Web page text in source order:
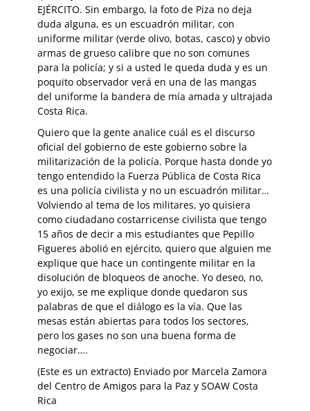
EJÉRCITO. Sin embargo, la foto de Piza no deja
duda alguna, es un escuadrón militar, con
uniforme militar (verde olivo, botas, casco) y obvio
armas de grueso calibre que no son comunes
para la policía; y si a usted le queda duda y es un
poquito observador verá en una de las mangas
del uniforme la bandera de mía amada y ultrajada
Costa Rica.
Quiero que la gente analice cuál es el discurso
oficial del gobierno de este gobierno sobre la
militarización de la policía. Porque hasta donde yo
tengo entendido la Fuerza Pública de Costa Rica
es una policía civilista y no un escuadrón militar…
Volviendo al tema de los militares, yo quisiera
como ciudadano costarricense civilista que tengo
15 años de decir a mis estudiantes que Pepillo
Figueres abolió en ejército, quiero que alguien me
explique que hace un contingente militar en la
disolución de bloqueos de anoche. Yo deseo, no,
yo exijo, se me explique donde quedaron sus
palabras de que el diálogo es la vía. Que las
mesas están abiertas para todos los sectores,
pero los gases no son una buena forma de
negociar….
(Este es un extracto) Enviado por Marcela Zamora
del Centro de Amigos para la Paz y SOAW Costa
Rica